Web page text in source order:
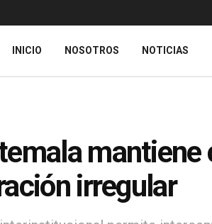
INICIO NOSOTROS NOTICIAS
irregular